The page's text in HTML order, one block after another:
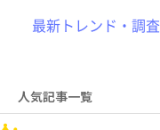
最新トレンド・調査
人気記事一覧